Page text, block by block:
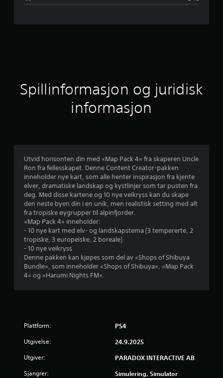
s
t
g
v
u
d
r
i
.
Spillinformasjon og juridisk
informasjon
Utvid horisonten din med «Map Pack 4» fra skaperen Uncle
Ron fra fellesskapet. Denne Content Creator-pakken
inneholder nye kart, som alle henter inspirasjon fra kjente
elver, dramatiske landskap og kystlinjer som tar pusten fra
deg. Med disse kartene og 10 nye veikryss kan du skape
den neste byen din i en unik, men realistisk setting med alt
fra tropiske øygrupper til alpinfjorder.
«Map Pack 4» inneholder:
- 10 nye kart med elv- og landskapstema (3 tempererte, 2
tropiske, 3 europeiske, 2 boreale)
- 10 nye veikryss
Denne pakken kan kjøpes som del av «Shops of Shibuya
Bundle», som inneholder «Shops of Shibuya», «Map Pack
4» og «Harumi Nights FM».
Plattform: PS4
Utgivelse: 24.9.2025
Utgiver: PARADOX INTERACTIVE AB
Sjangrer: Simulering, Simulator